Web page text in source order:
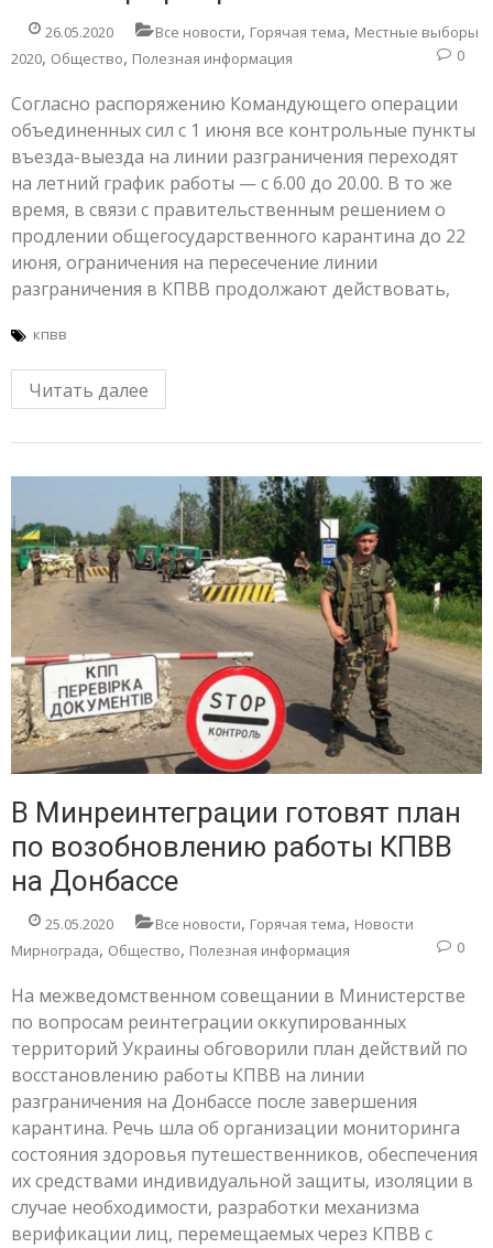
26.05.2020 Все новости, Горячая тема, Местные выборы
2020, Общество, Полезная информация 0
Согласно распоряжению Командующего операции
объединенных сил с 1 июня все контрольные пункты
въезда-выезда на линии разграничения переходят
на летний график работы — с 6.00 до 20.00. В то же
время, в связи с правительственным решением о
продлении общегосударственного карантина до 22
июня, ограничения на пересечение линии
разграничения в КПВВ продолжают действовать,
кпвв
Читать далее
В Минреинтеграции готовят план
по возобновлению работы КПВВ
на Донбассе
25.05.2020 Все новости, Горячая тема, Новости
Мирнограда, Общество, Полезная информация 0
На межведомственном совещании в Министерстве
по вопросам реинтеграции оккупированных
территорий Украины обговорили план действий по
восстановлению работы КПВВ на линии
разграничения на Донбассе после завершения
карантина. Речь шла об организации мониторинга
состояния здоровья путешественников, обеспечения
их средствами индивидуальной защиты, изоляции в
случае необходимости, разработки механизма
верификации лиц, перемещаемых через КПВВ с